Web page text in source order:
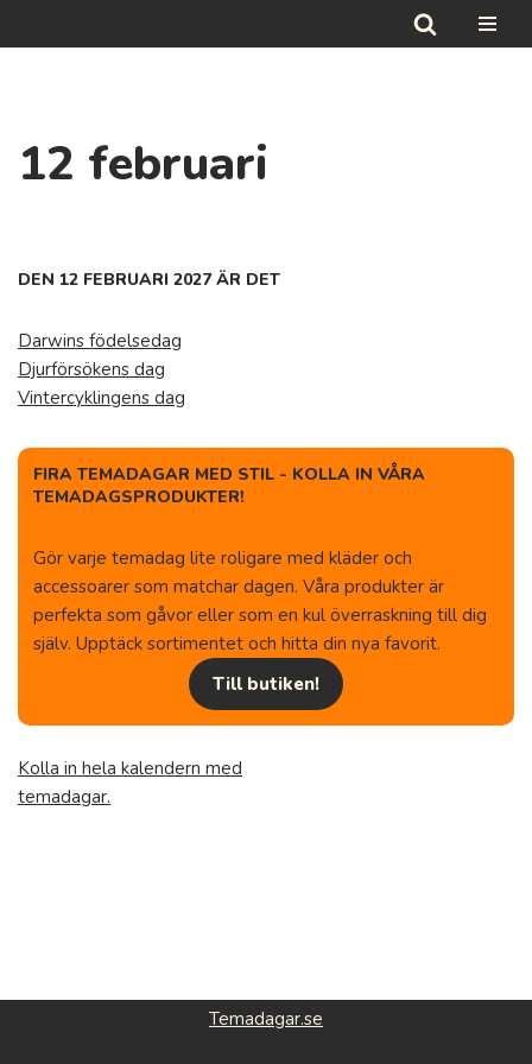
12 februari
DEN 12 FEBRUARI 2027 ÄR DET
Darwins födelsedag
Djurförsökens dag
Vintercyklingens dag
FIRA TEMADAGAR MED STIL - KOLLA IN VÅRA
TEMADAGSPRODUKTER!
Gör varje temadag lite roligare med kläder och
accessoarer som matchar dagen. Våra produkter är
perfekta som gåvor eller som en kul överraskning till dig
själv. Upptäck sortimentet och hitta din nya favorit.
Till butiken!
Kolla in hela kalendern med
temadagar.
Temadagar.se